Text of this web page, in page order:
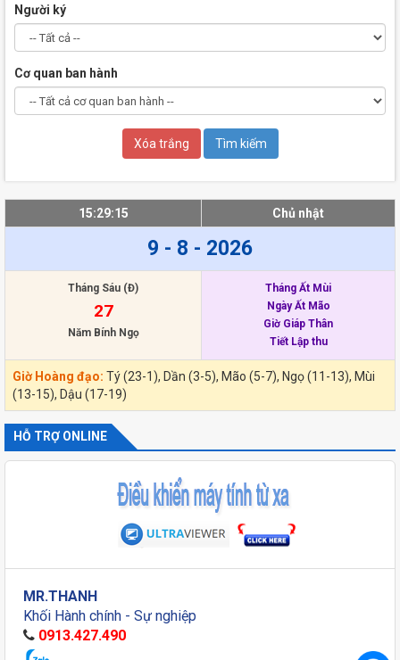
Người ký
Cơ quan ban hành
15:29:16 Chủ nhật
9 - 8 - 2026
Tháng Sáu (Đ)
27
Năm Bính Ngọ
Tháng Ất Mùi
Ngày Ất Mão
Giờ Giáp Thân
Tiết Lập thu
Giờ Hoàng đạo: Tý (23-1), Dần (3-5), Mão (5-7), Ngọ (11-13), Mùi
(13-15), Dậu (17-19)
HỖ TRỢ ONLINE
MR.THANH
Khối Hành chính - Sự nghiệp
0913.427.490